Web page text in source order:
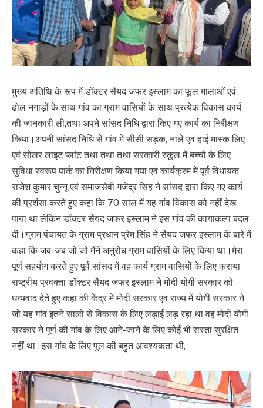
मुख्य अतिथि के रूप में डॉक्टर सैयद जफर इस्लाम का फूल मालाओं एवं
ढोल नगाड़ों के साथ गांव का ग्राम वासियों के साथ प्रत्येक विकास कार्य
की जानकारी ली,तथा अपने सांसद निधि द्वारा किए गए कार्य का निरीक्षण
किया।अपनी सांसद निधि से गांव में सीसी सड़क, नाले एवं हाई मास्क लिए
एवं सोलर लाइट प्लांट तथा तथा तथा सरकारी स्कूल में बच्चों के लिए
सुविधा स्वरूप पार्क का निरीक्षण किया गया एवं कार्यक्रम में पूर्व विधायक
राजेश कुमार चुन्नू एवं समाजसेवी गजेंद्र सिंह ने सांसद द्वारा किए गए कार्य
की प्रशंसा करते हुए कहा कि 70 साल में यह गांव विकास को नहीं देख
पाया था लेकिन डॉक्टर सैयद जफर इस्लाम ने इस गांव की कायाकल्प बदल
दी।ग्राम पंचायत के ग्राम प्रधान प्रेम सिंह ने सैयद जफर इस्लाम के बारे में
कहा कि जब-जब जो जो मैंने अनुरोध ग्राम वासियों के लिए किया था।मेरा
पूर्ण सहयोग करते हुए पूर्व सांसद में वह कार्य ग्राम वासियों के लिए कराया
राष्ट्रीय प्रवक्ता डॉक्टर सैयद जफर इस्लाम ने मोदी योगी सरकार को
धन्यवाद देते हुए कहा की केंद्र में मोदी सरकार एवं राज्य में योगी सरकार ने
जो यह गांव इतने सालों से विकास के लिए लड़ाई लड़ रहा था वह मोदी योगी
सरकार ने पूर्ण की गांव के लिए आने-जाने के लिए कोई भी रास्ता सुरक्षित
नहीं था।इस गांव के लिए पुल की बहुत आवश्यकता थी,